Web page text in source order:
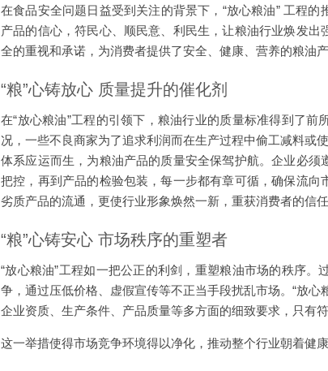
在食品安全问题日益受到关注的背景下，“放心粮油” 工程
产品的信心，符民心、顺民意、利民生，让粮油行业焕发
全的重视和承诺，为消费者提供了安全、健康、营养的粮油产
“粮”心铸放心 质量提升的催化剂
在“放心粮油”工程的引领下，粮油行业的质量标准得到了
况，一些不良商家为了追求利润而在生产过程中偷工减料或
体系应运而生，为粮油产品的质量安全保驾护航。企业必
把控，再到产品的检验包装，每一步都有章可循，确保流
劣质产品的流通，更使行业形象焕然一新，重获消费者的信任
“粮”心铸安心 市场秩序的重塑者
“放心粮油”工程如一把公正的利剑，重塑粮油市场的秩序
争，通过压低价格、虚假宣传等不正当手段扰乱市场。“放
企业资质、生产条件、产品质量等多方面的细致要求，只有
这一举措使得市场竞争环境得以净化，推动整个行业朝着健